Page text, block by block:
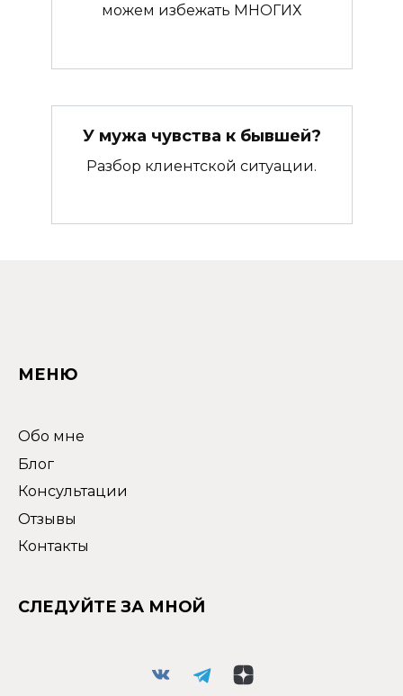
можем избежать МНОГИХ
У мужа чувства к бывшей?
Разбор клиентской ситуации.
МЕНЮ
Обо мне
Блог
Консультации
Отзывы
Контакты
СЛЕДУЙТЕ ЗА МНОЙ